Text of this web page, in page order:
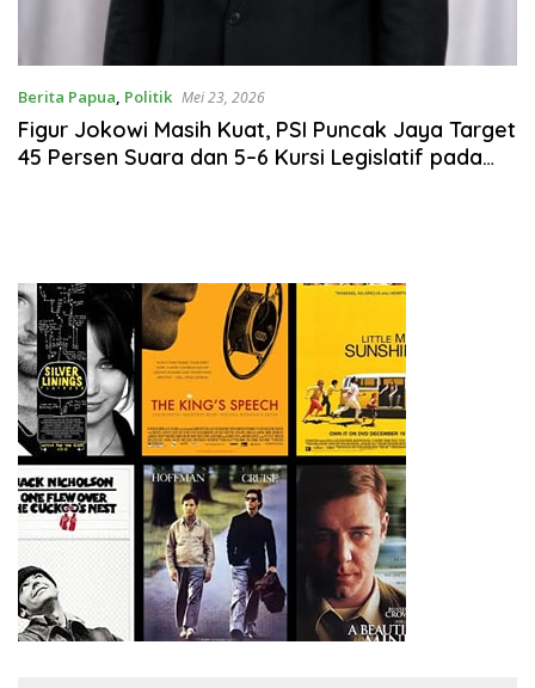
Berita Papua, Politik Mei 23, 2026
Figur Jokowi Masih Kuat, PSI Puncak Jaya Target
45 Persen Suara dan 5–6 Kursi Legislatif pada